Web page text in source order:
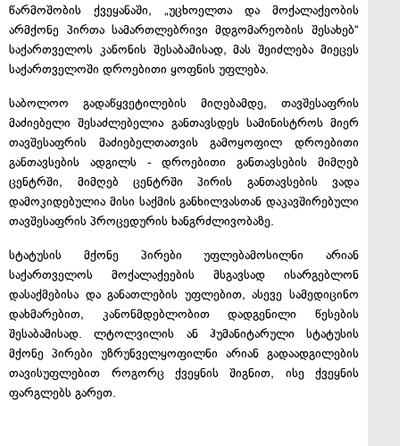
წარმოშობის ქვეყანაში, „უცხოელთა და მოქალაქეობის
არმქონე პირთა სამართლებრივი მდგომარეობის შესახებ“
საქართველოს კანონის შესაბამისად, მას შეიძლება მიეცეს
საქართველოში დროებითი ყოფნის უფლება.
საბოლოო გადაწყვეტილების მიღებამდე, თავშესაფრის
მაძიებელი შესაძლებელია განთავსდეს სამინისტროს მიერ
თავშესაფრის მაძიებელთათვის გამოყოფილ დროებითი
განთავსების ადგილს - დროებითი განთავსების მიმღებ
ცენტრში, მიმღებ ცენტრში პირის განთავსების ვადა
დამოკიდებულია მისი საქმის განხილვასთან დაკავშირებული
თავშესაფრის პროცედურის ხანგრძლივობაზე.
სტატუსის მქონე პირები უფლებამოსილნი არიან
საქართველოს მოქალაქეების მსგავსად ისარგებლონ
დასაქმებისა და განათლების უფლებით, ასევე სამედიცინო
დახმარებით, კანონმდებლობით დადგენილი წესების
შესაბამისად. ლტოლვილის ან ჰუმანიტარული სტატუსის
მქონე პირები უზრუნველყოფილნი არიან გადაადგილების
თავისუფლებით როგორც ქვეყნის შიგნით, ისე ქვეყნის
ფარგლებს გარეთ.